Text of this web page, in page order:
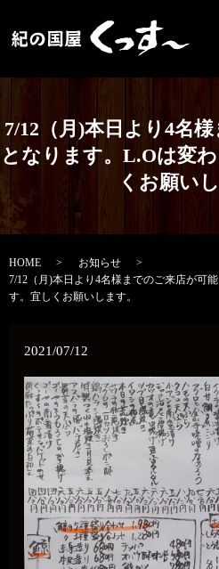
7/12（月)本日より4名
となります。L.Oは変
くお願い
HOME
お知らせ
7/12（月)本日より4名様までのご来店が可
す。宜しくお願いします。
2021/07/12